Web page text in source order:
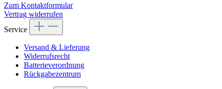
Zum Kontaktformular
Vertrag widerrufen
Service
Versand & Lieferung
Widerrufsrecht
Batterieverordnung
Rückgabezentrum